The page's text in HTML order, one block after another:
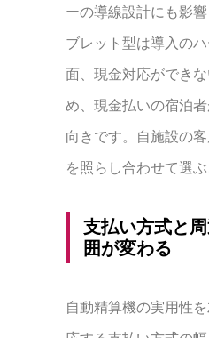
ーの導線設計にも影
ブレット型は導入の
面、現金対応ができ
め、現金払いの宿泊
向きです。自施設の
を照らし合わせて選ぶ
支払い方式と
囲が変わる
自動精算機の実用性